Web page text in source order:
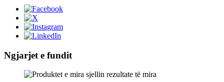
Ngjarjet e fundit